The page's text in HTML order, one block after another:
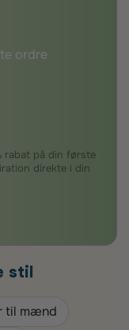
ordre
rabat på din første
direkte i din
stil
til mænd